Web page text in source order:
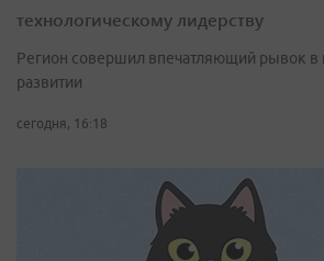
технологическому лидерству
Регион совершил впечатляющий рывок в
развитии
сегодня, 16:18